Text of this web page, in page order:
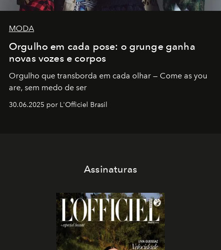
MODA
Orgulho em cada pose: o grunge ganha
novas vozes e corpos
Orgulho que transborda em cada olhar — Come as you
are, sem medo de ser
30.06.2025 por L'Officiel Brasil
Assinaturas